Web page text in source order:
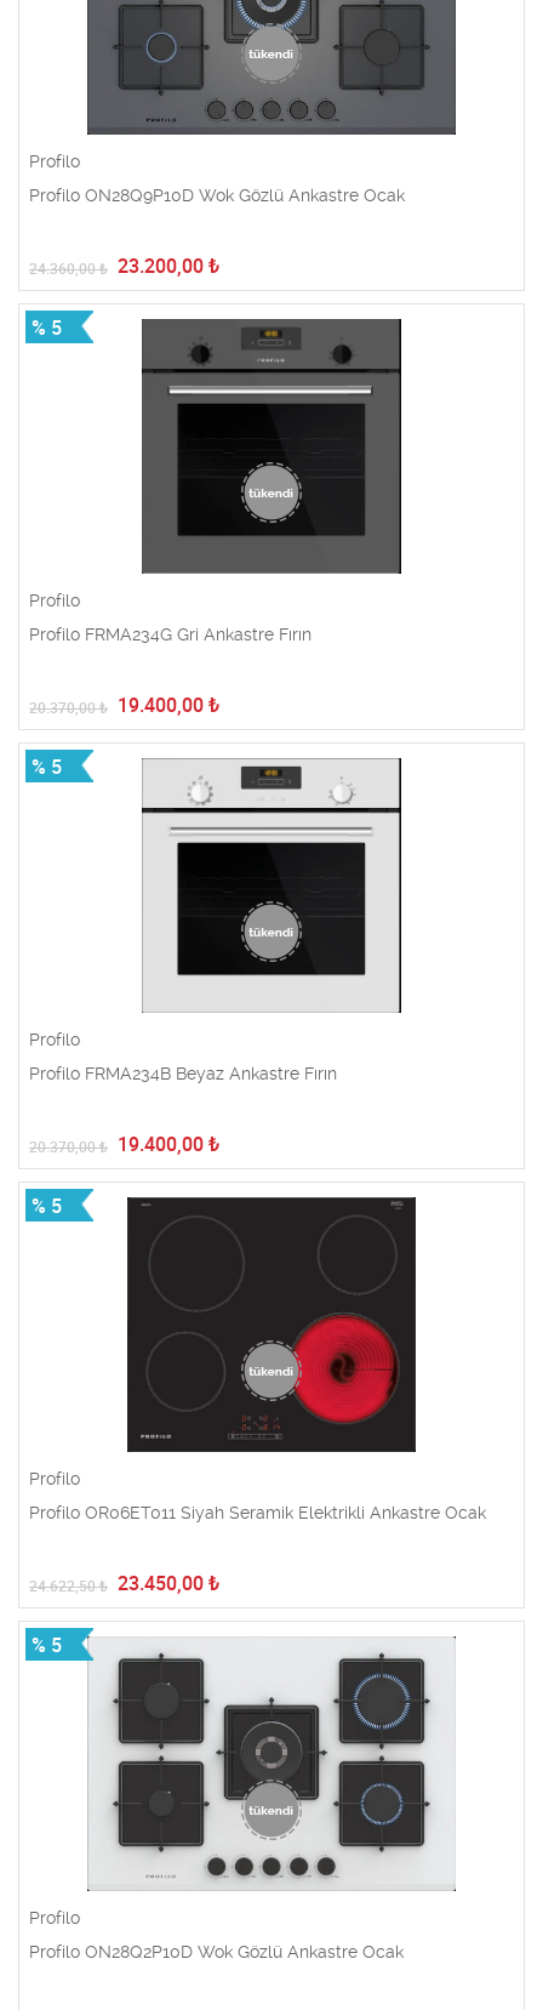
Profilo
Profilo ON28Q9P10D Wok Gözlü Ankastre Ocak
24.360,00₺ 23.200,00 ₺
% 5
Profilo
Profilo FRMA234G Gri Ankastre Fırın
20.370,00₺ 19.400,00 ₺
% 5
Profilo
Profilo FRMA234B Beyaz Ankastre Fırın
20.370,00₺ 19.400,00 ₺
% 5
Profilo
Profilo OR06ET011 Siyah Seramik Elektrikli Ankastre Ocak
24.622,50₺ 23.450,00 ₺
% 5
Profilo
Profilo ON28Q2P10D Wok Gözlü Ankastre Ocak